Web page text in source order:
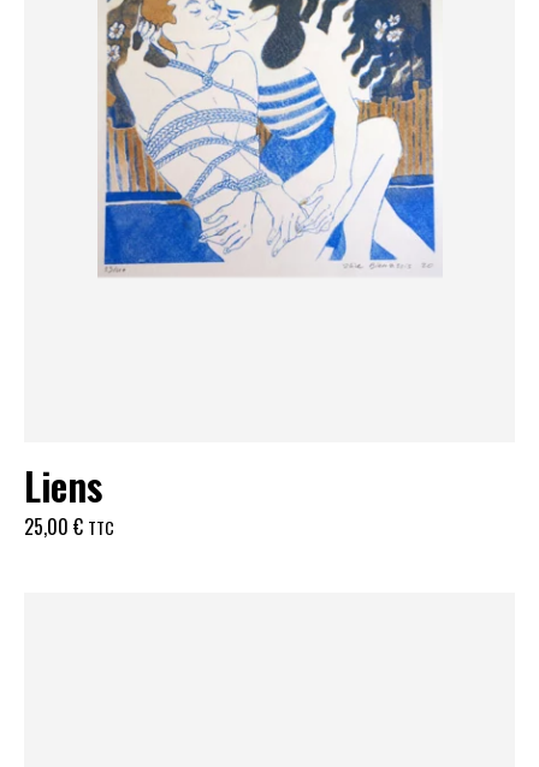
Liens
25,00 € TTC